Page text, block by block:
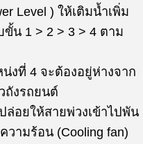
Level ) ให้เติมน้ำเพิ่ม
น 1 > 2 > 3 > 4 ตาม
งที่ 4 จะต้องอยู่ห่างจาก
ถังรถยนต์
ล่อยให้สายพ่วงเข้าไปพัน
ามร้อน (Cooling fan)